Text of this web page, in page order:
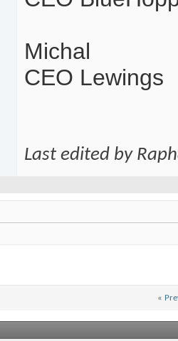
Michal
CEO Lewings
Last edited by
«